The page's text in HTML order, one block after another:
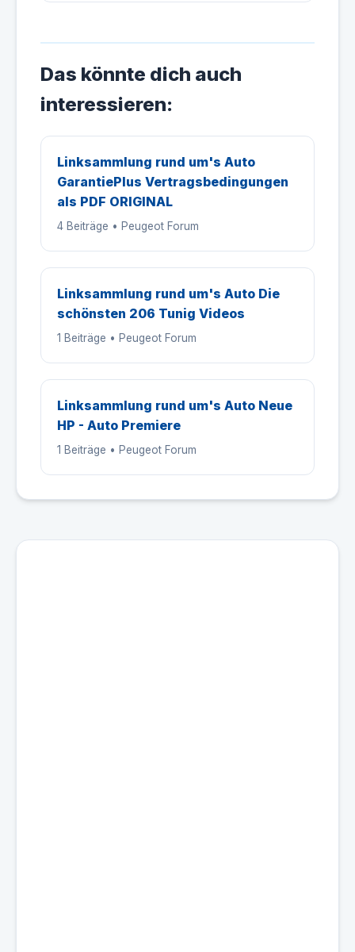
Das könnte dich auch
interessieren:
Linksammlung rund um's Auto
GarantiePlus Vertragsbedingungen
als PDF ORIGINAL
4 Beiträge • Peugeot Forum
Linksammlung rund um's Auto Die
schönsten 206 Tunig Videos
1 Beiträge • Peugeot Forum
Linksammlung rund um's Auto Neue
HP - Auto Premiere
1 Beiträge • Peugeot Forum